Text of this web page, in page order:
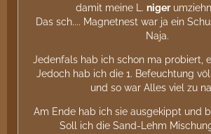
damit meine L. niger
Das sch.... Magnetnest war ja ein
Naja.
Jedenfals hab ich schon ma probiert,
Jedoch hab ich die 1. Befeuchtung
und so war Alles viel zu
Am Ende hab ich sie ausgekippt und
Soll ich die Sand-Lehm